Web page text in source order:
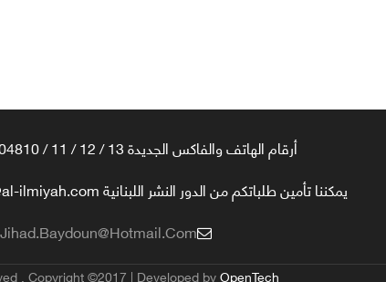
أرقام الهاتف والفاكس الجديدة 13 / 12 / 11 / 804810 - 5 - 00961
يمكننا تأمين طلباتكم من الدور النشر اللبنانية sales@al-ilmiyah.com خدمتكم تسعدنا
Jihad.baydoun@hotmail.com
, Copyright ©2017 | Developed byOpenTech